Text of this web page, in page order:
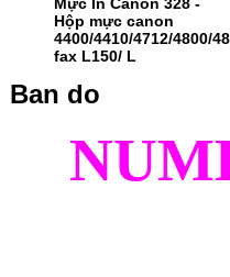
Hộp mực canon
4400/4410/4712/4800/
fax L150/ L
Ban do